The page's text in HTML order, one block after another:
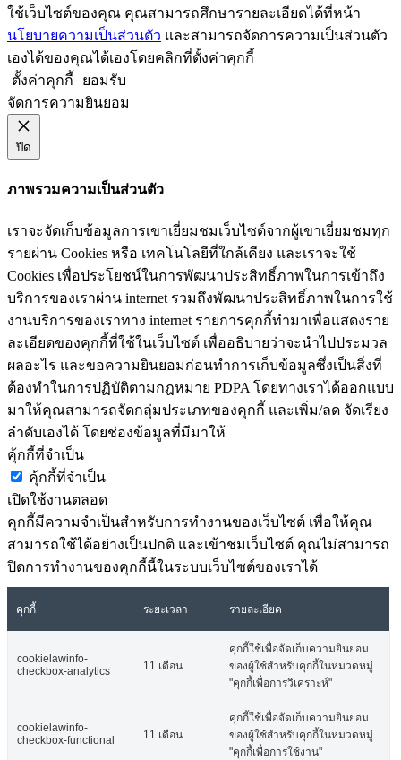
ใช้เว็บไซต์ของคุณ คุณสามารถศึกษารายละเอียดได้ที่หน้า
นโยบายความเป็นส่วนตัว และสามารถจัดการความเป็นส่วนตัว
เองได้ของคุณได้เองโดยคลิกที่ตั้งค่าคุกกี้
ตั้งค่าคุกกี้
ยอมรับ
จัดการความยินยอม
ปิด
ภาพรวมความเป็นส่วนตัว
เราจะจัดเก็บข้อมูลการเขาเยี่ยมชมเว็บไซต์จากผู้เขาเยี่ยมชมทุก
รายผ่าน Cookies หรือ เทคโนโลยีที่ใกล้เคียง และเราจะใช้
Cookies เพื่อประโยชน์ในการพัฒนาประสิทธิ์ภาพในการเข้าถึง
บริการของเราผ่าน internet รวมถึงพัฒนาประสิทธิ์ภาพในการใช้
งานบริการของเราทาง internet รายการคุกกี้ทำมาเพื่อแสดงราย
ละเอียดของคุกกี้ที่ใช้ในเว็บไซต์ เพื่ออธิบายว่าจะนำไปประมวล
ผลอะไร และขอความยินยอมก่อนทำการเก็บข้อมูลซึ่งเป็นสิ่งที่
ต้องทำในการปฏิบัติตามกฎหมาย PDPA โดยทางเราได้ออกแบบ
มาให้คุณสามารถจัดกลุ่มประเภทของคุกกี้ และเพิ่ม/ลด จัดเรียง
ลำดับเองได้ โดยช่องข้อมูลที่มีมาให้
คุ้กกี้ที่จำเป็น
คุ้กกี้ที่จำเป็น
เปิดใช้งานตลอด
คุกกี้มีความจำเป็นสำหรับการทำงานของเว็บไซต์ เพื่อให้คุณ
สามารถใช้ได้อย่างเป็นปกติ และเข้าชมเว็บไซต์ คุณไม่สามารถ
ปิดการทำงานของคุกกี้นี้ในระบบเว็บไซต์ของเราได้
คุกกี้ ระยะเวลา รายละเอียด
cookielawinfo-
checkbox-analytics
11 เดือน
คุกกี้ใช้เพื่อจัดเก็บความยินยอม
ของผู้ใช้สำหรับคุกกี้ในหมวดหมู่
"คุกกี้เพื่อการวิเคราะห์"
cookielawinfo-
checkbox-functional
11 เดือน
คุกกี้ใช้เพื่อจัดเก็บความยินยอม
ของผู้ใช้สำหรับคุกกี้ในหมวดหมู่
"คุกกี้เพื่อการใช้งาน"